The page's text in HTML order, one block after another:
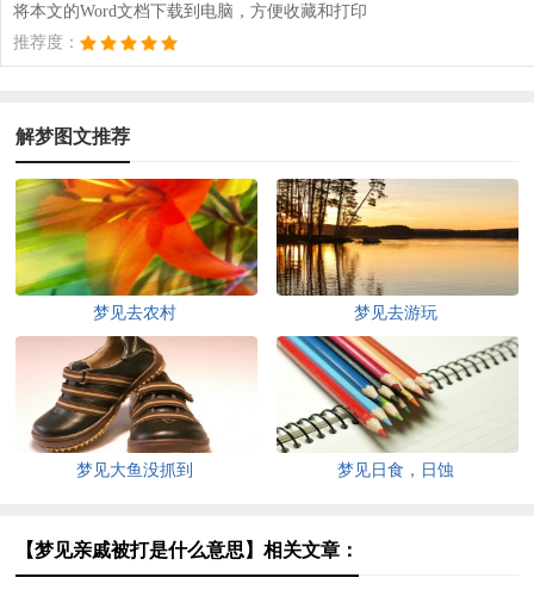
将本文的Word文档下载到电脑，方便收藏和打印
推荐度：
解梦图文推荐
梦见去农村 梦见去游玩
梦见大鱼没抓到 梦见日食，日蚀
【梦见亲戚被打是什么意思】相关文章：